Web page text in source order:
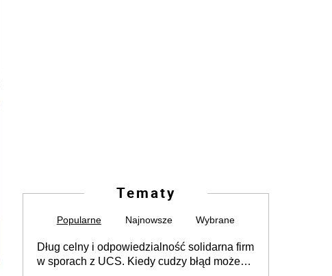
Tematy
Popularne Najnowsze Wybrane
Dług celny i odpowiedzialność solidarna firm
w sporach z UCS. Kiedy cudzy błąd może